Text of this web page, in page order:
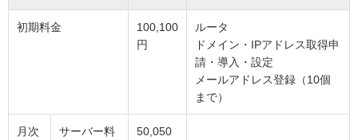
初期料金
100,100
円
ルータ
ドメイン・IPアドレス取得申
請・導入・設定
メールアドレス登録（10個
まで）
月次
サーバー料
50,050